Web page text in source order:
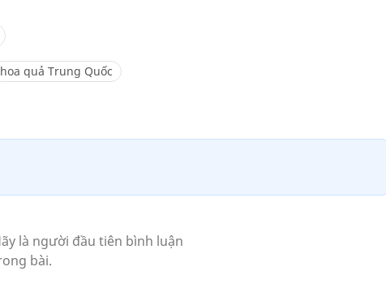
hoa quả Trung Quốc